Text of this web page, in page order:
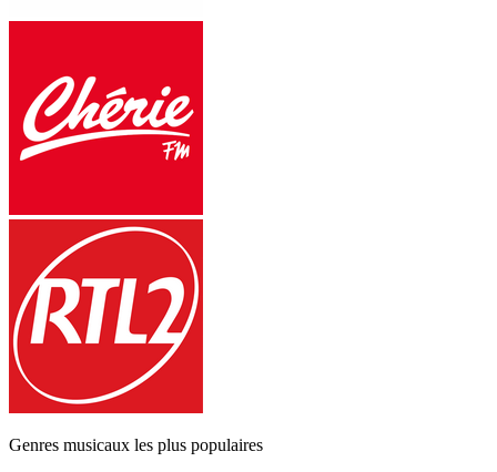
Genres musicaux les plus populaires